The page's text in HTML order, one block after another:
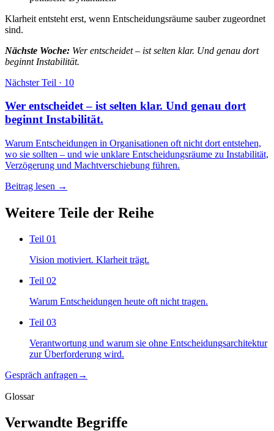
Klarheit entsteht erst, wenn Entscheidungsräume sauber zugeordnet
sind.
Nächste Woche: Wer entscheidet – ist selten klar. Und genau dort
beginnt Instabilität.
Nächster Teil · 10
Wer entscheidet – ist selten klar. Und genau dort
beginnt Instabilität.
Warum Entscheidungen in Organisationen oft nicht dort entstehen,
wo sie sollten – und wie unklare Entscheidungsräume zu Instabilität,
Verzögerung und Machtverschiebung führen.
Beitrag lesen →
Weitere Teile der Reihe
Teil 01
Vision motiviert. Klarheit trägt.
Teil 02
Warum Entscheidungen heute oft nicht tragen.
Teil 03
Verantwortung und warum sie ohne Entscheidungsarchitektur
zur Überforderung wird.
Gespräch anfragen →
Glossar
Verwandte Begriffe